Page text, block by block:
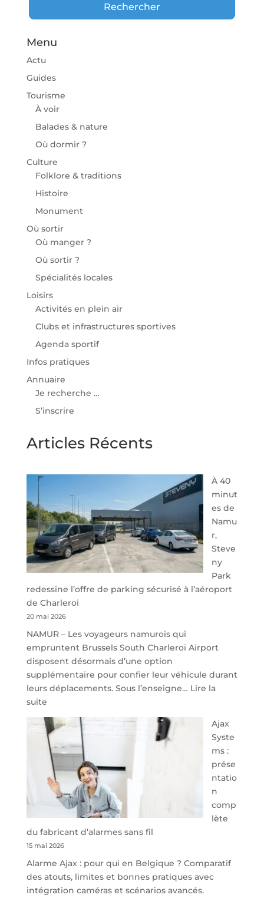
RechercherRechercher
Menu
Actu
Guides
Tourisme
À voir
Balades & nature
Où dormir ?
Culture
Folklore & traditions
Histoire
Monument
Où sortir
Où manger ?
Où sortir ?
Spécialités locales
Loisirs
Activités en plein air
Clubs et infrastructures sportives
Agenda sportif
Infos pratiques
Annuaire
Je recherche …
S’inscrire
Articles Récents
À 40
minut
es de
Namu
r,
Steve
ny
Park
redessine l’offre de parking sécurisé à l’aéroport
de Charleroi
20 mai 2026
NAMUR – Les voyageurs namurois qui
empruntent Brussels South Charleroi Airport
disposent désormais d’une option
supplémentaire pour confier leur véhicule durant
leurs déplacements. Sous l’enseigne… Lire la
suite:
40
minutes
de
Namur,
Steveny
Park
redessine
de
parking
sécurisé
à
l’aéroport
Ajax
Syste
ms :
prése
ntatio
n
comp
lète
du fabricant d’alarmes sans fil
15 mai 2026
Alarme Ajax : pour qui en Belgique ? Comparatif
des atouts, limites et bonnes pratiques avec
intégration caméras et scénarios avancés.